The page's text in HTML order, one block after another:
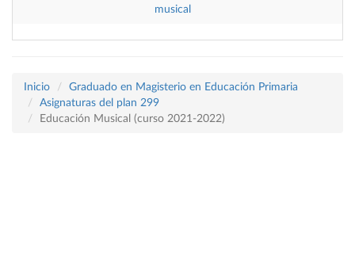
musical
Inicio
Graduado en Magisterio en Educación Primaria
Asignaturas del plan 299
Educación Musical (curso 2021-2022)